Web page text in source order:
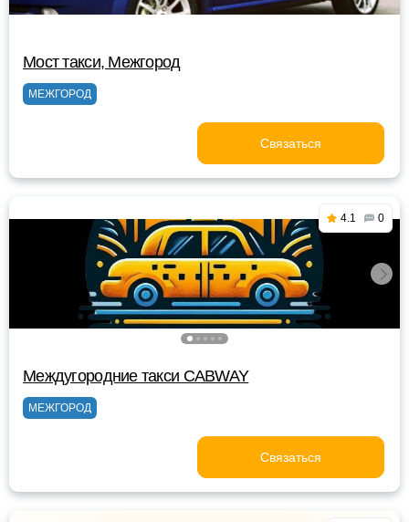
Мост такси, Межгород
МЕЖГОРОД
Связаться
4.1 0
Междугородние такси CABWAY
МЕЖГОРОД
Связаться